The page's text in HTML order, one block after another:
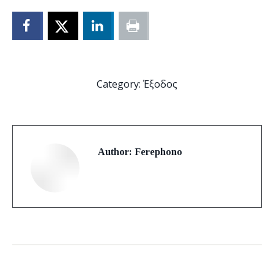
Category: Έξοδος
Author: Ferephono